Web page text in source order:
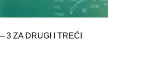
3 ZA DRUGI I TREĆI